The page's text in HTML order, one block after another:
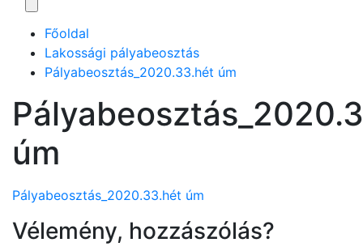
Főoldal
Lakossági pályabeosztás
Pályabeosztás_2020.33.hét úm
úm
Pályabeosztás_2020.33.hét úm
Vélemény, hozzászólás?